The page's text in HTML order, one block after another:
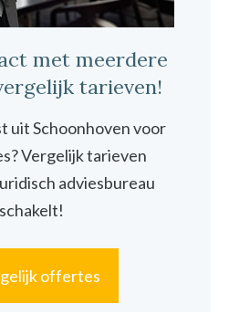
met meerdere
tarieven!
uit Schoonhoven voor
Vergelijk tarieven
adviesbureau
offertes